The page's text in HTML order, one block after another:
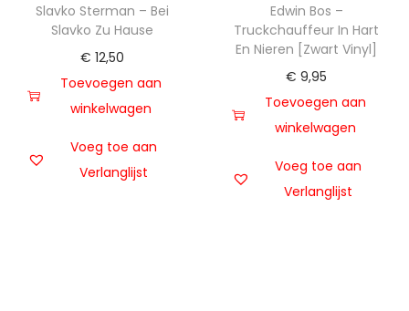
Slavko Sterman – Bei
Slavko Zu Hause
€ 12,50
Toevoegen aan
winkelwagen
Voeg toe aan
Verlanglijst
Edwin Bos –
Truckchauffeur In Hart
En Nieren [Zwart Vinyl]
€ 9,95
Toevoegen aan
winkelwagen
Voeg toe aan
Verlanglijst